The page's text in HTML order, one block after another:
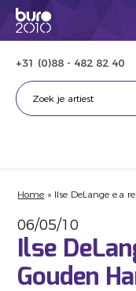
+31 (0)88 - 482 82 40
Home » Ilse DeLange e.a
06/05/10
Ilse
Gouden